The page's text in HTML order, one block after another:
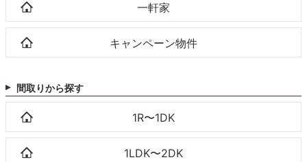
一軒家
キャンペーン物件
間取りから探す
1R〜1DK
1LDK〜2DK